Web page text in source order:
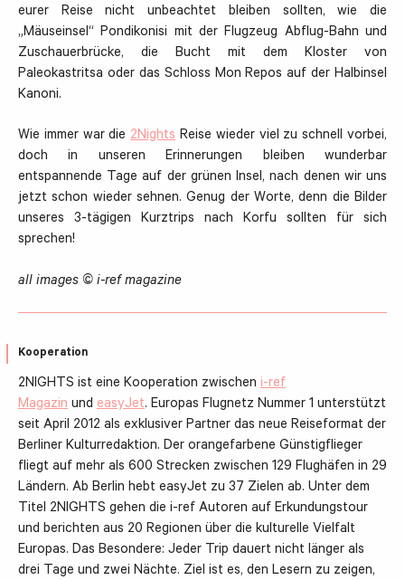
eurer Reise nicht unbeachtet bleiben sollten, wie die
„Mäuseinsel“ Pondikonisi mit der Flugzeug Abflug-Bahn und
Zuschauerbrücke, die Bucht mit dem Kloster von
Paleokastritsa oder das Schloss Mon Repos auf der Halbinsel
Kanoni.
Wie immer war die2Nights Reise wieder viel zu schnell vorbei,
doch in unseren Erinnerungen bleiben wunderbar
entspannende Tage auf der grünen Insel, nach denen wir uns
jetzt schon wieder sehnen. Genug der Worte, denn die Bilder
unseres 3-tägigen Kurztrips nach Korfu sollten für sich
sprechen!
all images © i-ref magazine
Kooperation
2NIGHTS ist eine Kooperation zwischen i-ref
Magazin und easyJet. Europas Flugnetz Nummer 1 unterstützt
seit April 2012 als exklusiver Partner das neue Reiseformat der
Berliner Kulturredaktion. Der orangefarbene Günstigflieger
fliegt auf mehr als 600 Strecken zwischen 129 Flughäfen in 29
Ländern. Ab Berlin hebt easyJet zu 37 Zielen ab. Unter dem
Titel 2NIGHTS gehen die i-ref Autoren auf Erkundungstour
und berichten aus 20 Regionen über die kulturelle Vielfalt
Europas. Das Besondere: Jeder Trip dauert nicht länger als
drei Tage und zwei Nächte. Ziel ist es, den Lesern zu zeigen,